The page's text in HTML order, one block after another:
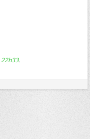
22h33.